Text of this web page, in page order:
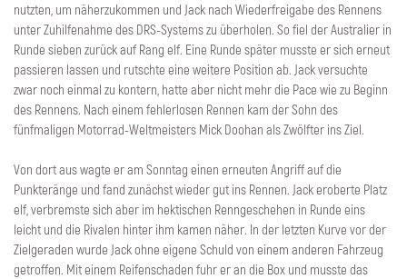
nutzten, um näherzukommen und Jack nach Wiederfreigabe des Rennens
unter Zuhilfenahme des DRS-Systems zu überholen. So fiel der Australier in
Runde sieben zurück auf Rang elf. Eine Runde später musste er sich erneut
passieren lassen und rutschte eine weitere Position ab. Jack versuchte
zwar noch einmal zu kontern, hatte aber nicht mehr die Pace wie zu Beginn
des Rennens. Nach einem fehlerlosen Rennen kam der Sohn des
fünfmaligen Motorrad-Weltmeisters Mick Doohan als Zwölfter ins Ziel.
Von dort aus wagte er am Sonntag einen erneuten Angriff auf die
Punkteränge und fand zunächst wieder gut ins Rennen. Jack eroberte Platz
elf, verbremste sich aber im hektischen Renngeschehen in Runde eins
leicht und die Rivalen hinter ihm kamen näher. In der letzten Kurve vor der
Zielgeraden wurde Jack ohne eigene Schuld von einem anderen Fahrzeug
getroffen. Mit einem Reifenschaden fuhr er an die Box und musste das